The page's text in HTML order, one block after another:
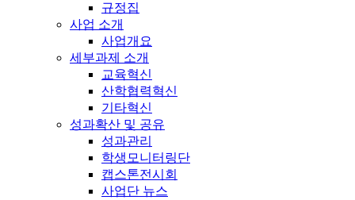
규정집
사업 소개
사업개요
세부과제 소개
교육혁신
산학협력혁신
기타혁신
성과확산 및 공유
성과관리
학생모니터링단
캡스톤전시회
사업단 뉴스